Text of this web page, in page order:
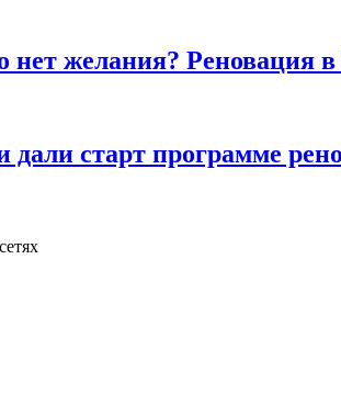
нет желания? Реновация
дали старт программе